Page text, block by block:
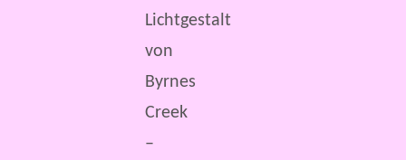
Lichtgestalt
von
Byrnes
Creek
–